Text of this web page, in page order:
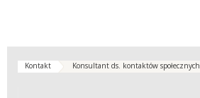
Kontakt Konsultant ds. kontaktów społecznych